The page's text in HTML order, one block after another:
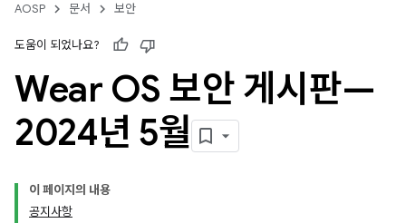
AOSP 문서 보안
도움이 되었나요?
Wear OS 보안 게시판—
2024년 5월
이 페이지의 내용
공지사항